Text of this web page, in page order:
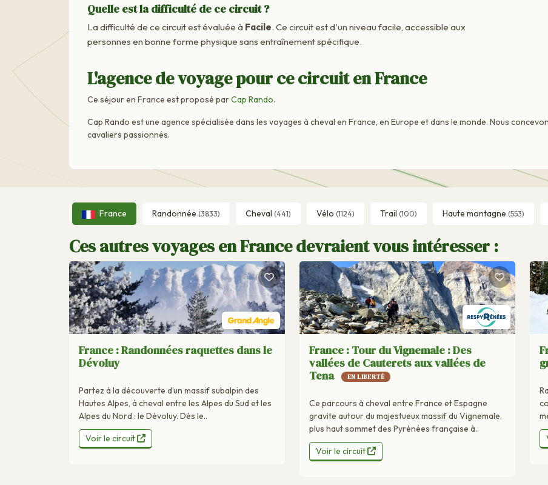
Quelle est la difficulté de ce circuit ?
La difficulté de ce circuit est évaluée à Facile. Ce circuit est d'un niveau facile, accessible aux
personnes en bonne forme physique sans entraînement spécifique.
L'agence de voyage pour ce circuit en France
Ce séjour en France est proposé parCap Rando.
Cap Rando est une agence spécialisée dans les voyages à cheval en France, en Europe et dans le monde. Nous
cavaliers passionnés.
France Randonnée (3833) Cheval (441) Vélo (1124) Trail (100) Haute montagne (553)
Ces autres voyages en France devraient vous intéresser :
France : Randonnées raquettes dans le
Dévoluy
Partez à la découverte d’un massif subalpin des
Hautes Alpes, à cheval entre les Alpes du Sud et les
Alpes du Nord : le Dévoluy. Dès le..
Voir le circuit
France : Tour du Vignemale : Des
vallées de Cauterets aux vallées de
Tena
EN LIBERTÉ
Ce parcours à cheval entre France et Espagne
gravite autour du majestueux massif du Vignemale,
plus haut sommet des Pyrénées française à..
Voir le circuit